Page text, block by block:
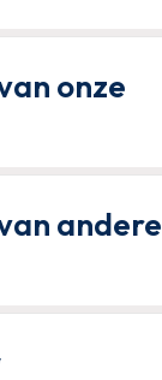
onze
andere